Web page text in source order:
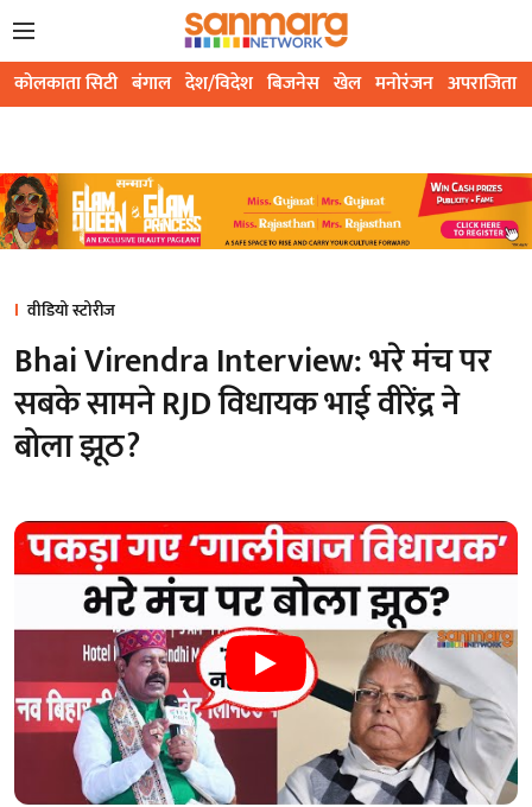
कोलकाता सिटी बंगाल देश/विदेश बिजनेस खेल मनोरंजन अपराजिता
वीडियो स्टोरीज
Bhai Virendra Interview: भरे मंच पर
सबके सामने RJD विधायक भाई वीरेंद्र ने
बोला झूठ?